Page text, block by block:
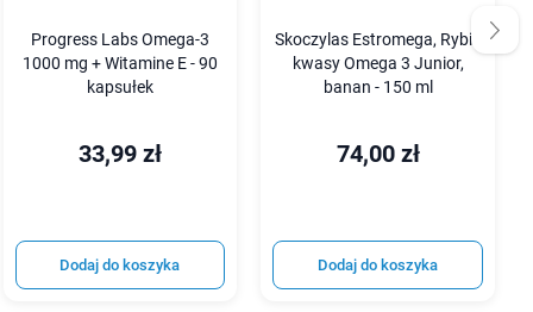
Progress Labs Omega-3
1000 mg + Witamine E - 90
kapsułek
33,99 zł
Dodaj do koszyka
Skoczylas Estromega, Rybie
kwasy Omega 3 Junior,
banan - 150 ml
74,00 zł
Dodaj do koszyka